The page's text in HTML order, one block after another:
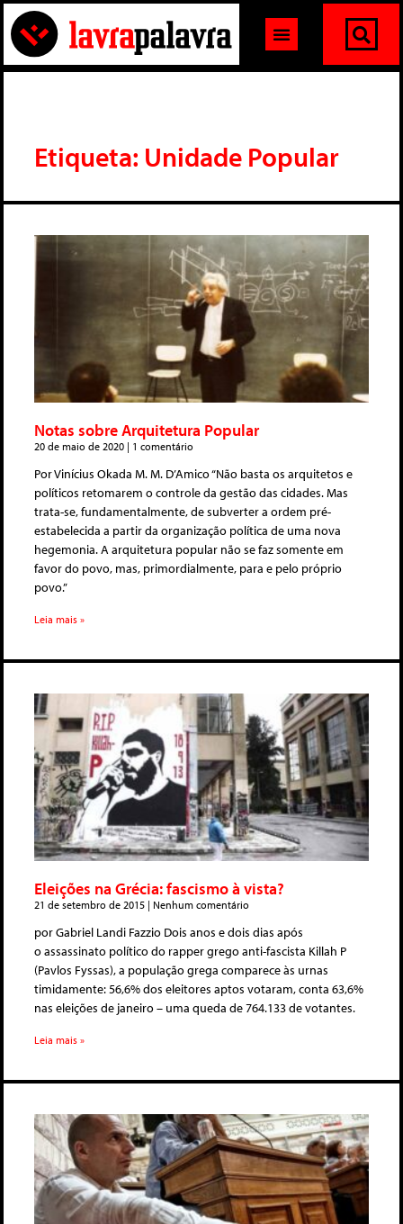
Etiqueta: Unidade Popular
Notas sobre Arquitetura Popular
20 de maio de 2020 1 comentário
Por Vinícius Okada M. M. D’Amico “Não basta os arquitetos e
políticos retomarem o controle da gestão das cidades. Mas
trata-se, fundamentalmente, de subverter a ordem pré-
estabelecida a partir da organização política de uma nova
hegemonia. A arquitetura popular não se faz somente em
favor do povo, mas, primordialmente, para e pelo próprio
povo.”
Leia mais »
Eleições na Grécia: fascismo à vista?
21 de setembro de 2015 Nenhum comentário
por Gabriel Landi Fazzio Dois anos e dois dias após
o assassinato político do rapper grego anti-fascista Killah P
(Pavlos Fyssas), a população grega comparece às urnas
timidamente: 56,6% dos eleitores aptos votaram, conta 63,6%
nas eleições de janeiro – uma queda de 764.133 de votantes.
Leia mais »